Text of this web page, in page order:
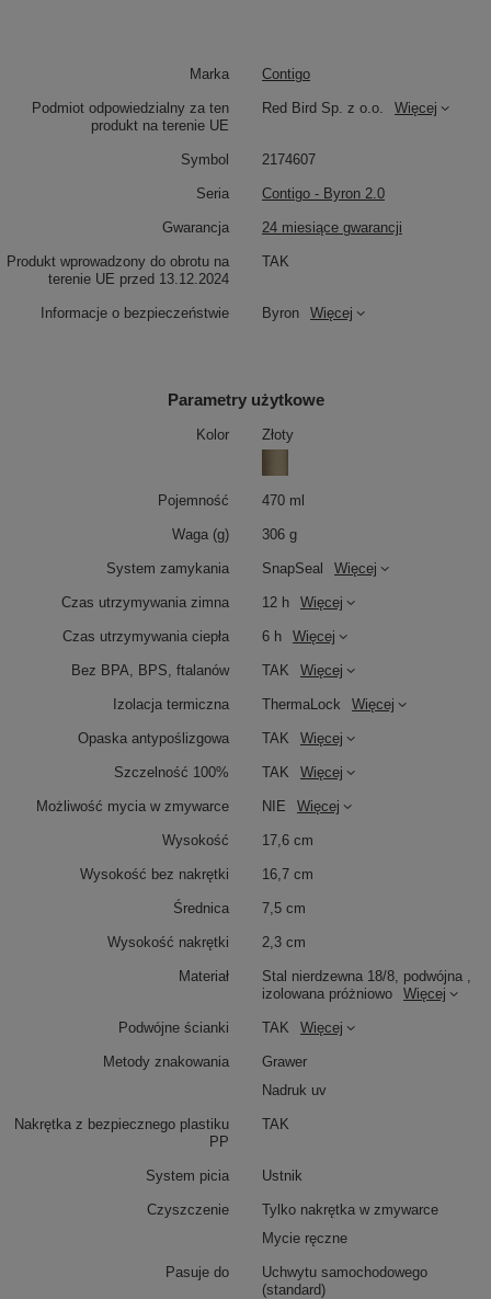
Marka Contigo
Podmiot odpowiedzialny za ten
produkt na terenie UE
Red Bird Sp. z o.o. Więcej
Symbol 2174607
Seria Contigo - Byron 2.0
Gwarancja 24 miesiące gwarancji
Produkt wprowadzony do obrotu na
terenie UE przed 13.12.2024
TAK
Informacje o bezpieczeństwie Byron Więcej
Parametry użytkowe
Kolor Złoty
Pojemność 470 ml
Waga (g) 306 g
System zamykania SnapSeal Więcej
Czas utrzymywania zimna 12 h Więcej
Czas utrzymywania ciepła 6 h Więcej
Bez BPA, BPS, ftalanów TAK Więcej
Izolacja termiczna ThermaLock Więcej
Opaska antypoślizgowa TAK Więcej
Szczelność 100% TAK Więcej
Możliwość mycia w zmywarce NIE Więcej
Wysokość 17,6 cm
Wysokość bez nakrętki 16,7 cm
Średnica 7,5 cm
Wysokość nakrętki 2,3 cm
Materiał
Stal nierdzewna 18/8, podwójna ,
izolowana próżniowo
Więcej
Podwójne ścianki TAK Więcej
Metody znakowania
Grawer
Nadruk uv
Nakrętka z bezpiecznego plastiku
PP
TAK
System picia Ustnik
Czyszczenie
Tylko nakrętka w zmywarce
Mycie ręczne
Pasuje do
Uchwytu samochodowego
(standard)